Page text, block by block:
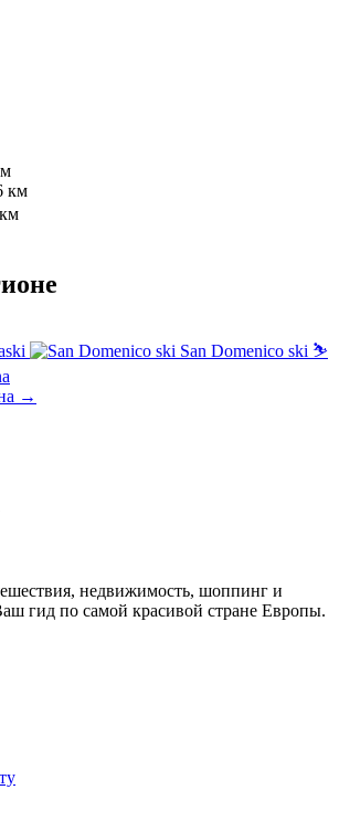
км
San Domenico ski ⛷
→
недвижимость, шоппинг и
гид по самой красивой стране Европы.